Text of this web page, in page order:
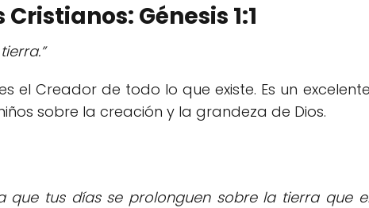
Génesis 1:1
el Creador de todo lo que existe. Es un excelente
sobre la creación y la grandeza de Dios.
que tus días se prolonguen sobre la tierra que